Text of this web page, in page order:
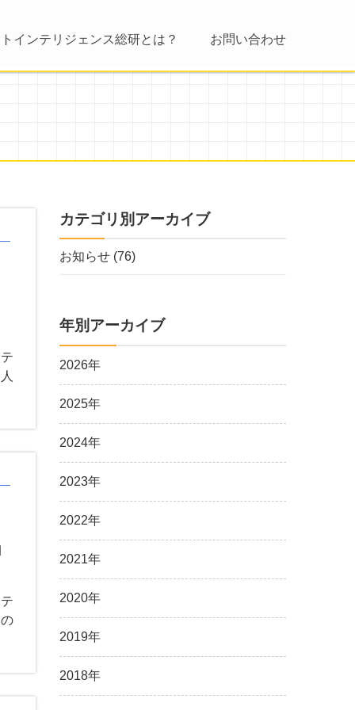
インテリジェンス総研とは？ お問い合わせ
カテゴリ別アーカイブ
お知らせ (76)
年別アーカイブ
2026年
2025年
2024年
2023年
2022年
2021年
2020年
2019年
2018年